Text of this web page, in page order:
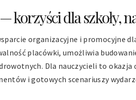
korzyści dla szkoły,
organizacyjne i promocyjne
placówki, umożliwia
Dla nauczycieli to okazja
i gotowych scenariuszy